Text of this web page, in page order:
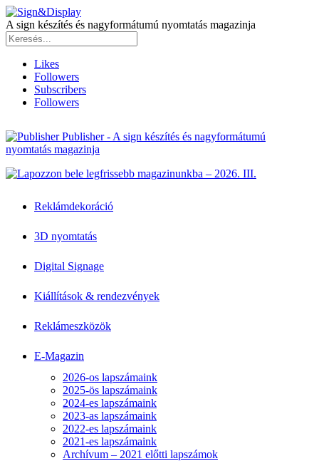
A sign készítés és nagyformátumú nyomtatás magazinja
Likes
Followers
Subscribers
Followers
Publisher - A sign készítés és nagyformátumú
nyomtatás magazinja
Reklámdekoráció
3D nyomtatás
Digital Signage
Kiállítások & rendezvények
Reklámeszközök
E-Magazin
2026-os lapszámaink
2025-ös lapszámaink
2024-es lapszámaink
2023-as lapszámaink
2022-es lapszámaink
2021-es lapszámaink
Archívum – 2021 előtti lapszámok